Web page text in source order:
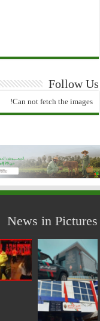
Follow Us
Can not fetch the images!
News in Pictures